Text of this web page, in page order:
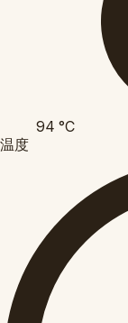
94°C
温度